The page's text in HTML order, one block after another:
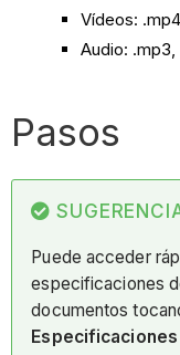
Vídeos: .mp4
Audio: .mp3,
Pasos
Puede acceder
especificaciones
documentos
Especificaciones